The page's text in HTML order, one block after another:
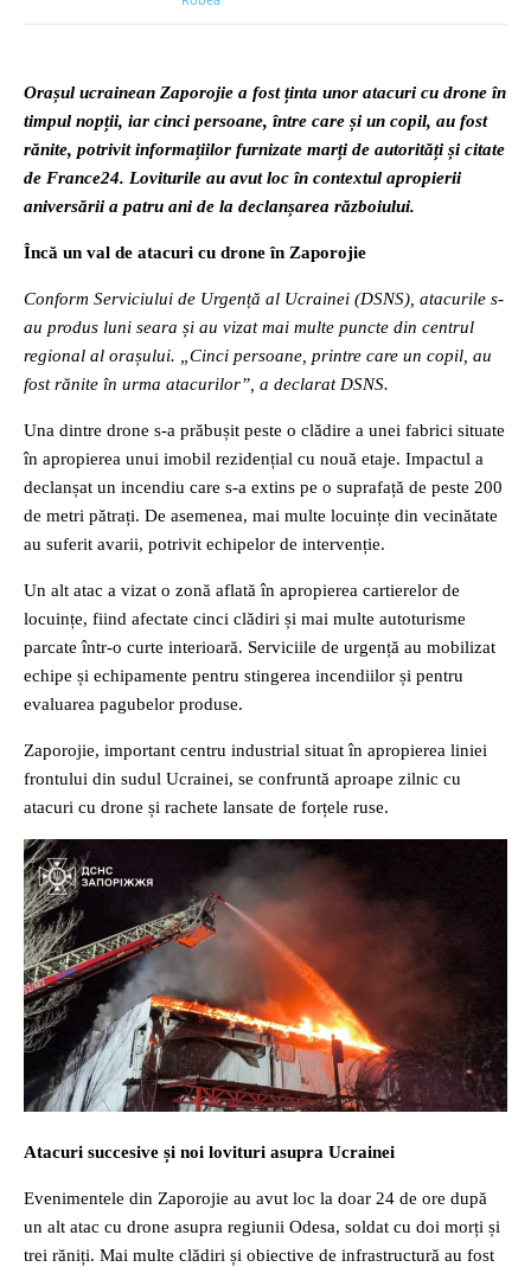
Orașul ucrainean Zaporojie a fost ținta unor atacuri cu drone în
timpul nopții, iar cinci persoane, între care și un copil, au fost
rănite, potrivit informațiilor furnizate marți de autorități și citate
de France24. Loviturile au avut loc în contextul apropierii
aniversării a patru ani de la declanșarea războiului.
Încă un val de atacuri cu drone în Zaporojie
Conform Serviciului de Urgență al Ucrainei (DSNS), atacurile s-
au produs luni seara și au vizat mai multe puncte din centrul
regional al orașului. „Cinci persoane, printre care un copil, au
fost rănite în urma atacurilor”, a declarat DSNS.
Una dintre drone s-a prăbușit peste o clădire a unei fabrici situate
în apropierea unui imobil rezidențial cu nouă etaje. Impactul a
declanșat un incendiu care s-a extins pe o suprafață de peste 200
de metri pătrați. De asemenea, mai multe locuințe din vecinătate
au suferit avarii, potrivit echipelor de intervenție.
Un alt atac a vizat o zonă aflată în apropierea cartierelor de
locuințe, fiind afectate cinci clădiri și mai multe autoturisme
parcate într-o curte interioară. Serviciile de urgență au mobilizat
echipe și echipamente pentru stingerea incendiilor și pentru
evaluarea pagubelor produse.
Zaporojie, important centru industrial situat în apropierea liniei
frontului din sudul Ucrainei, se confruntă aproape zilnic cu
atacuri cu drone și rachete lansate de forțele ruse.
Atacuri succesive și noi lovituri asupra Ucrainei
Evenimentele din Zaporojie au avut loc la doar 24 de ore după
un alt atac cu drone asupra regiunii Odesa, soldat cu doi morți și
trei răniți. Mai multe clădiri și obiective de infrastructură au fost